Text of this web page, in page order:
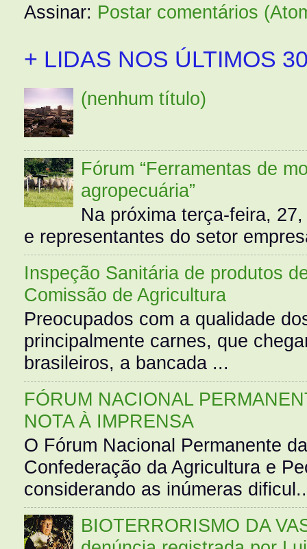
Assinar: Postar comentários
+ LIDAS NOS ÚLTIMOS
(nenhum título)
Fórum “Ferramentas de
agropecuária”
Na próxima terça-feira,
e representantes do setor
Inspeção Sanitária de produtos
Comissão de Agricultura
Preocupados com a qualidade
principalmente carnes, que
brasileiros, a bancada ...
FÓRUM NACIONAL
NOTA À IMPRENSA
O Fórum Nacional Permanente
Confederação da Agricultura e
considerando as inúmeras
BIOTERRORISMO DA